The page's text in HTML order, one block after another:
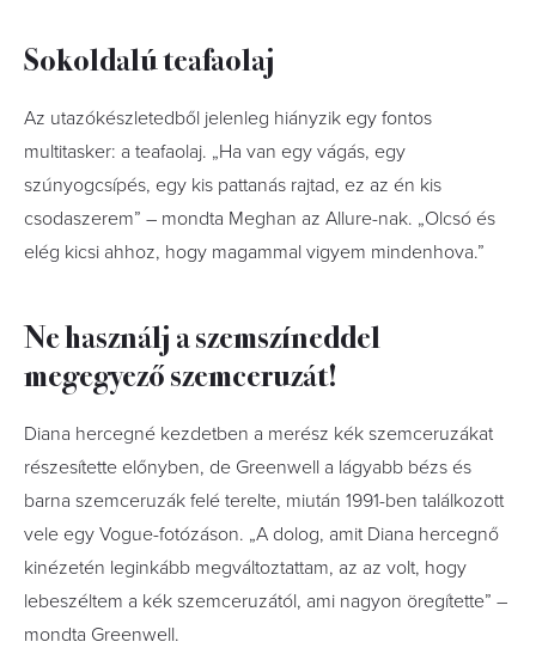
Sokoldalú teafaolaj
Az utazókészletedből jelenleg hiányzik egy fontos
multitasker: a teafaolaj. „Ha van egy vágás, egy
szúnyogcsípés, egy kis pattanás rajtad, ez az én kis
csodaszerem” – mondta Meghan az Allure-nak. „Olcsó és
elég kicsi ahhoz, hogy magammal vigyem mindenhova.”
Ne használj a szemszíneddel
megegyező szemceruzát!
Diana hercegné kezdetben a merész kék szemceruzákat
részesítette előnyben, de Greenwell a lágyabb bézs és
barna szemceruzák felé terelte, miután 1991-ben találkozott
vele egy Vogue-fotózáson. „A dolog, amit Diana hercegnő
kinézetén leginkább megváltoztattam, az az volt, hogy
lebeszéltem a kék szemceruzától, ami nagyon öregítette” –
mondta Greenwell.